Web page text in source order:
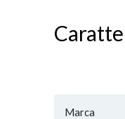
Marca